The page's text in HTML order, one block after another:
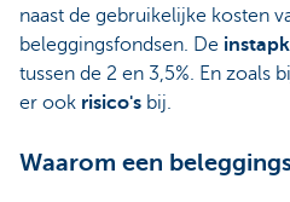
naast de gebruikelijke kosten
beleggingsfondsen. De
tussen de 2 en 3,5%. En zoals
er ook risico's bij.
Waarom een